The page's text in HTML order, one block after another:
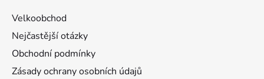
Velkoobchod
Nejčastější otázky
Obchodní podmínky
Zásady ochrany osobních údajů